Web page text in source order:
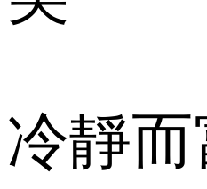
冷靜而